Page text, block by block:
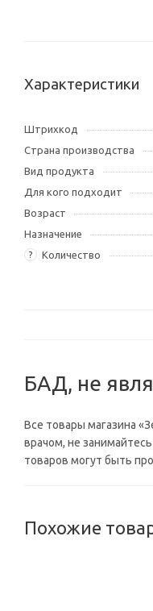
Характеристики
Штрихкод
Страна производства
Вид продукта
Для кого подходит
Возраст
Назначение
? Количество
БАД, не
Все товары магазина
врачом, не
товаров могут быть
Похожие